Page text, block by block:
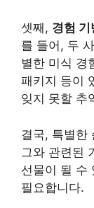
셋째, 경험
를 들어, 두
별한 미식 경
패키지 등이
잊지 못할 추
결국, 특별한
그와 관련된
선물이 될 수
필요합니다.